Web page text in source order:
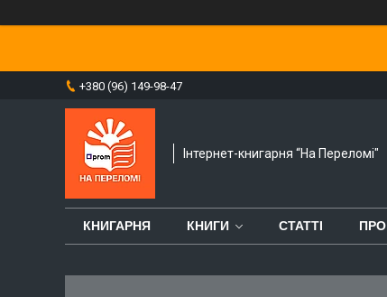
+380 (96) 149-98-47
Інтернет-книгарня “На Переломі"
КНИГАРНЯ КНИГИ СТАТТІ